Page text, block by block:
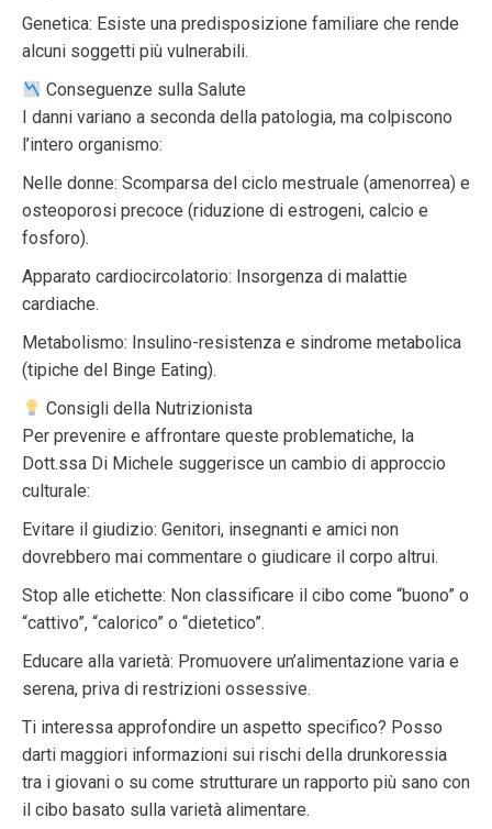
Genetica: Esiste una predisposizione familiare che rende
alcuni soggetti più vulnerabili.
Conseguenze sulla Salute
I danni variano a seconda della patologia, ma colpiscono
l’intero organismo:
Nelle donne: Scomparsa del ciclo mestruale (amenorrea) e
osteoporosi precoce (riduzione di estrogeni, calcio e
fosforo).
Apparato cardiocircolatorio: Insorgenza di malattie
cardiache.
Metabolismo: Insulino-resistenza e sindrome metabolica
(tipiche del Binge Eating).
Consigli della Nutrizionista
Per prevenire e affrontare queste problematiche, la
Dott.ssa Di Michele suggerisce un cambio di approccio
culturale:
Evitare il giudizio: Genitori, insegnanti e amici non
dovrebbero mai commentare o giudicare il corpo altrui.
Stop alle etichette: Non classificare il cibo come “buono” o
“cattivo”, “calorico” o “dietetico”.
Educare alla varietà: Promuovere un’alimentazione varia e
serena, priva di restrizioni ossessive.
Ti interessa approfondire un aspetto specifico? Posso
darti maggiori informazioni sui rischi della drunkoressia
tra i giovani o su come strutturare un rapporto più sano con
il cibo basato sulla varietà alimentare.